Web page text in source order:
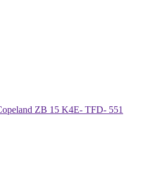
ZB 15 K4E- TFD- 551